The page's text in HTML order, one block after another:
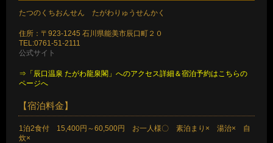
たつのくちおんせん たがわりゅうせんかく
住所：〒923-1245 石川県能美市辰口町２０
TEL:0761-51-2111
公式サイト
⇒「辰口温泉 たがわ龍泉閣」へのアクセス詳細＆宿泊予約はこちらの
ページへ
【宿泊料金】
1泊2食付 15,400円～60,500円 お一人様〇 素泊まり× 湯治× 自
炊×